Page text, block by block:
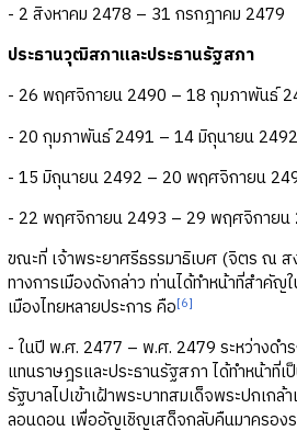
- 2 สิงหาคม 2478 – 31 กรกฎาคม 2479
ประธานวุฒิสภาและประธานรัฐสภา
- 26 พฤศจิกายน 2490 – 18 กุมภาพันธ์
- 20 กุมภาพันธ์ 2491 – 14 มิถุนายน 2492
- 15 มิถุนายน 2492 – 20 พฤศจิกายน
- 22 พฤศจิกายน 2493 – 29 พฤศจิกายน
ขณะที่ เจ้าพระยาศรีธรรมาธิเบศ (จิตร ณ ส
ทางการเมืองดังกล่าว ท่านได้ทำหน้าที่สำคัญ
เมืองไทยหลายประการ คือ[6]
- ในปี พ.ศ. 2477 – พ.ศ. 2479 ระหว่างดำ
แทนราษฎรและประธานรัฐสภา ได้ทำหน้าที่
รัฐบาลไปเข้าเฝ้าพระบาทสมเด็จพระปกเกล้
ลอนดอน เพื่ออัญเชิญเสด็จกลับคืนมาครอง